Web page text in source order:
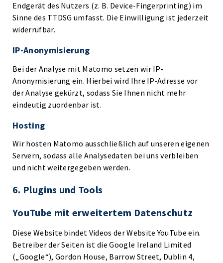
Endgerät des Nutzers (z. B. Device-Fingerprinting) im
Sinne des TTDSG umfasst. Die Einwilligung ist jederzeit
widerrufbar.
IP-Anonymisierung
Bei der Analyse mit Matomo setzen wir IP-
Anonymisierung ein. Hierbei wird Ihre IP-Adresse vor
der Analyse gekürzt, sodass Sie Ihnen nicht mehr
eindeutig zuordenbar ist.
Hosting
Wir hosten Matomo ausschließlich auf unseren eigenen
Servern, sodass alle Analysedaten bei uns verbleiben
und nicht weitergegeben werden.
6. Plugins und Tools
YouTube mit erweitertem Datenschutz
Diese Website bindet Videos der Website YouTube ein.
Betreiber der Seiten ist die Google Ireland Limited
(„Google“), Gordon House, Barrow Street, Dublin 4,